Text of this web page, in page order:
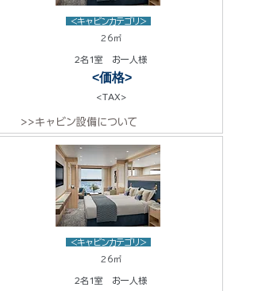
<キャビンカテゴリ>
26㎡
2名1室 お一人様
<価格>
<TAX>
>>キャビン設備について
<キャビンカテゴリ>
26㎡
2名1室 お一人様